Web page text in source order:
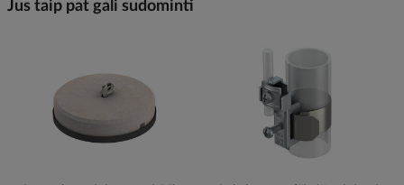
Jus taip pat gali sudominti